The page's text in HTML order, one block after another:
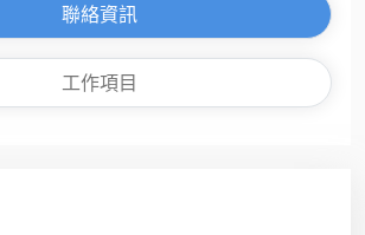
聯絡資訊
工作項目